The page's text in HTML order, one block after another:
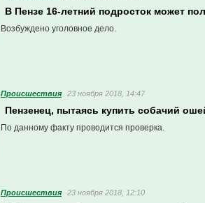
В Пензе 16-летний подросток может
Возбуждено уголовное дело.
Проиcшествия 23 ноября 2018, 14:47
Пензенец, пытаясь купить собачий
По данному факту проводится проверка.
Проиcшествия 23 ноября 2018, 12:10